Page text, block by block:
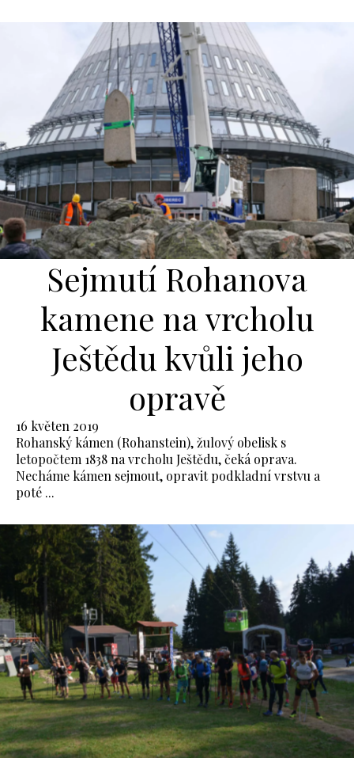
Sejmutí Rohanova
kamene na vrcholu
Ještědu kvůli jeho
opravě
16 květen 2019
Rohanský kámen (Rohanstein), žulový obelisk s
letopočtem 1838 na vrcholu Ještědu, čeká oprava.
Necháme kámen sejmout, opravit podkladní vrstvu a
poté ...